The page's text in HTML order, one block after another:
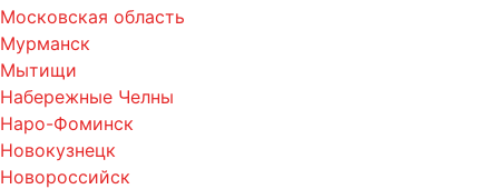
Московская область
Мурманск
Мытищи
Набережные Челны
Наро-Фоминск
Новокузнецк
Новороссийск